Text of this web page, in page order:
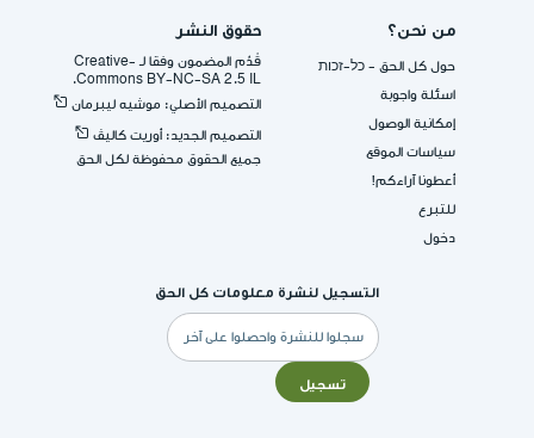
من نحن؟
حول كل الحق - כל-זכות
اسئلة واجوبة
إمكانية الوصول
سياسات الموقع
أعطونا آراءكم!
للتبرع
دخول
حقوق النشر
قُدِّم المضمون وفقا لـ -Creative
Commons BY-NC-SA 2.5 IL.
التصميم الأصلي: موشيه ليبرمان
التصميم الجديد: أوريت كاليڤ
جميع الحقوق محفوظة لكل الحق
التسجيل لنشرة معلومات كل الحق
البريد
الإلكتروني
تسجيل